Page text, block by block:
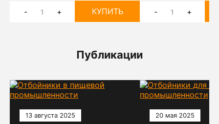
- + КУПИТЬ - +
Публикации
13 августа 2025 20 мая 2025